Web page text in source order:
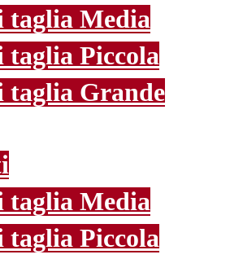
taglia Media
taglia Piccola
taglia Grande
taglia Media
taglia Piccola